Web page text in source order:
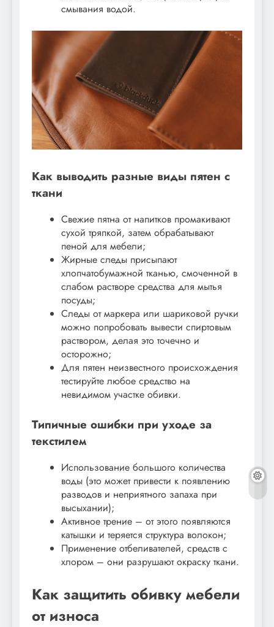
смывания водой.
Как выводить разные виды пятен с
ткани
Свежие пятна от напитков промакивают
сухой тряпкой, затем обрабатывают
пеной для мебели;
Жирные следы присыпают
хлопчатобумажной тканью, смоченной в
слабом растворе средства для мытья
посуды;
Следы от маркера или шариковой ручки
можно попробовать вывести спиртовым
раствором, делая это точечно и
осторожно;
Для пятен неизвестного происхождения
тестируйте любое средство на
невидимом участке обивки.
Типичные ошибки при уходе за
текстилем
Использование большого количества
воды (это может привести к появлению
разводов и неприятного запаха при
высыхании);
Активное трение – от этого появляются
катышки и теряется структура волокон;
Применение отбеливателей, средств с
хлором – они разрушают окраску ткани.
Как защитить обивку мебели
от износа